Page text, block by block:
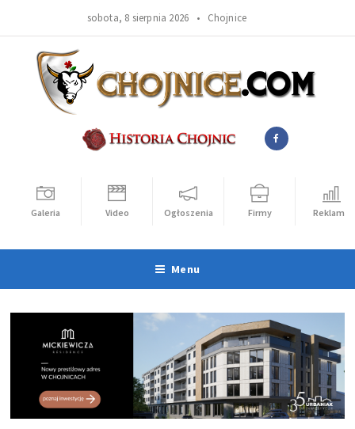
sobota, 8 sierpnia 2026 • Chojnice
Galeria Video Ogłoszenia Firmy Reklama
Menu